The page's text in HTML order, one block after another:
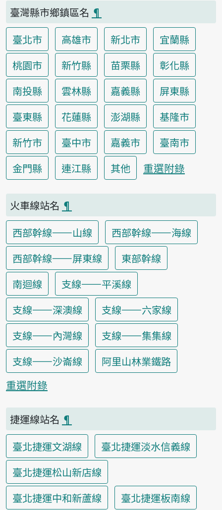
臺灣縣市鄉鎮區名 ¶
臺北市
高雄市 新北市
宜蘭縣
桃園市
新竹縣 苗栗縣
彰化縣
南投縣
雲林縣 嘉義縣
屏東縣
臺東縣
花蓮縣 澎湖縣
基隆市
新竹市
臺中市 嘉義市
臺南市
金門縣
連江縣 其他 重選附錄
火車線站名 ¶
西部幹線——山線
西部幹線——海線
西部幹線——屏東線
東部幹線
南迴線
支線——平溪線
支線——深澳線
支線——六家線
支線——內灣線
支線——集集線
支線——沙崙線
阿里山林業鐵路
重選附錄
捷運線站名 ¶
臺北捷運文湖線
臺北捷運淡水信義線
臺北捷運松山新店線
臺北捷運中和新蘆線
臺北捷運板南線